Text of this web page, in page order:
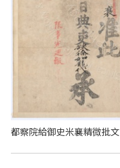
都察院給御史米襄精微批文